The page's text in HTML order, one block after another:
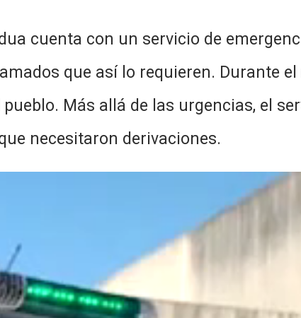
cuenta con un servicio de
que así lo requieren. Durante
Más allá de las urgencias, el
necesitaron derivaciones.